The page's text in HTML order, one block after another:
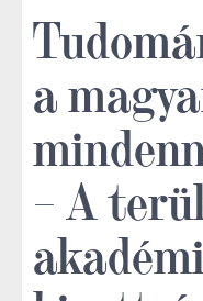
a
– A